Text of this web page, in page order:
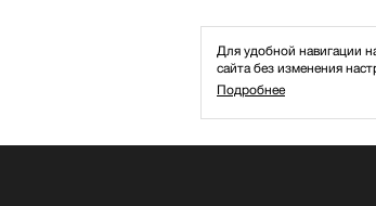
Для удобной навигации
сайта без изменения
Подробнее